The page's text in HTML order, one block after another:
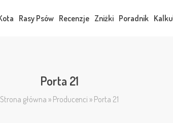
Rasy Psów Recenzje Zniżki Poradnik
Porta 21
Strona główna » Producenci » Porta 21